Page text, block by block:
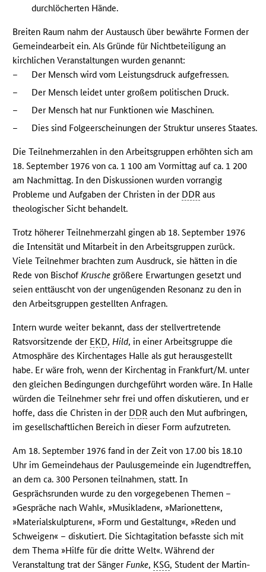
durchlöcherten Hände.
Breiten Raum nahm der Austausch über bewährte Formen der
Gemeindearbeit ein. Als Gründe für Nichtbeteiligung an
kirchlichen Veranstaltungen wurden genannt:
–
Der Mensch wird vom Leistungsdruck aufgefressen.
–
Der Mensch leidet unter großem politischen Druck.
–
Der Mensch hat nur Funktionen wie Maschinen.
–
Dies sind Folgeerscheinungen der Struktur unseres Staates.
Die Teilnehmerzahlen in den Arbeitsgruppen erhöhten sich am
18. September 1976 von ca. 1 100 am Vormittag auf ca. 1 200
am Nachmittag. In den Diskussionen wurden vorrangig
Probleme und Aufgaben der Christen in der DDR aus
theologischer Sicht behandelt.
Trotz höherer Teilnehmerzahl gingen ab 18. September 1976
die Intensität und Mitarbeit in den Arbeitsgruppen zurück.
Viele Teilnehmer brachten zum Ausdruck, sie hätten in die
Rede von Bischof Krusche größere Erwartungen gesetzt und
seien enttäuscht von der ungenügenden Resonanz zu den in
den Arbeitsgruppen gestellten Anfragen.
Intern wurde weiter bekannt, dass der stellvertretende
Ratsvorsitzende der EKD, Hild, in einer Arbeitsgruppe die
Atmosphäre des Kirchentages Halle als gut herausgestellt
habe. Er wäre froh, wenn der Kirchentag in Frankfurt/M. unter
den gleichen Bedingungen durchgeführt worden wäre. In Halle
würden die Teilnehmer sehr frei und offen diskutieren, und er
hoffe, dass die Christen in der DDR auch den Mut aufbringen,
im gesellschaftlichen Bereich in dieser Form aufzutreten.
Am 18. September 1976 fand in der Zeit von 17.00 bis 18.10
Uhr im Gemeindehaus der Paulusgemeinde ein Jugendtreffen,
an dem ca. 300 Personen teilnahmen, statt. In
Gesprächsrunden wurde zu den vorgegebenen Themen –
»Gespräche nach Wahl«, »Musikladen«, »Marionetten«,
»Materialskulpturen«, »Form und Gestaltung«, »Reden und
Schweigen« – diskutiert. Die Sichtagitation befasste sich mit
dem Thema »Hilfe für die dritte Welt«. Während der
Veranstaltung trat der Sänger Funke, KSG, Student der Martin-